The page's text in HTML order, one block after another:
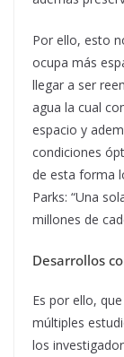
Por ello, esto
ocupa más
llegar a ser
agua la cual
espacio y
condiciones
de esta forma
Parks: “Una
millones de
Desarrollos
Es por ello,
múltiples
los